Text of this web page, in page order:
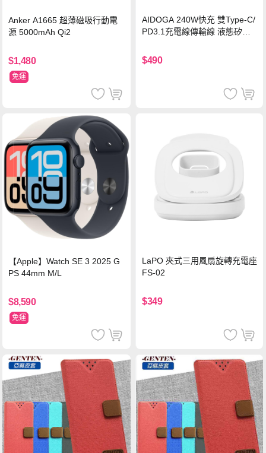
Anker A1665 超薄磁吸行動電
源 5000mAh Qi2
$1,480
免運
AIDOGA 240W快充 雙Type-C/
PD3.1充電線傳輸線 液態矽膠
機/平板/筆電
$490
【Apple】Watch SE 3 2025 G
PS 44mm M/L
$8,590
免運
LaPO 夾式三用風扇旋轉充電座
FS-02
$349